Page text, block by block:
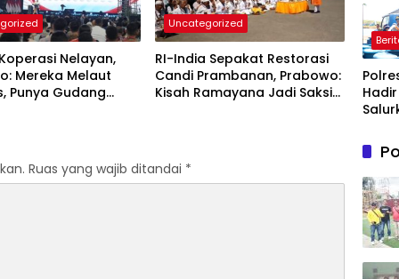
Nelayan,
Mereka Melaut
Punya Gudang
Uncategorized
RI-India Sepakat Restorasi
Candi Prambanan, Prabowo:
Kisah Ramayana Jadi Saksi
Ruas yang wajib ditandai *
Timur
Hadir
Krisis